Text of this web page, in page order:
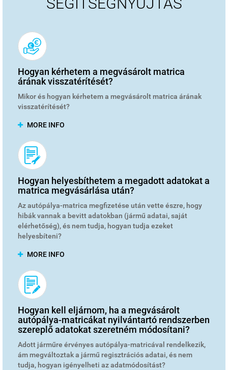
Hogyan kérhetem a megvásárolt matrica
árának visszatérítését?
Mikor és hogyan kérhetem a megvásárolt matrica árának
visszatérítését?
MORE INFO
Hogyan helyesbíthetem a megadott adatokat a
matrica megvásárlása után?
Az autópálya-matrica megfizetése után vette észre, hogy
hibák vannak a bevitt adatokban (jármű adatai, saját
elérhetőség), és nem tudja, hogyan tudja ezeket
helyesbíteni?
MORE INFO
Hogyan kell eljárnom, ha a megvásárolt
autópálya-matricákat nyilvántartó rendszerben
szereplő adatokat szeretném módosítani?
Adott járműre érvényes autópálya-matricával rendelkezik,
ám megváltoztak a jármű regisztrációs adatai, és nem
tudja, hogyan igényelheti az adatmódosítást?